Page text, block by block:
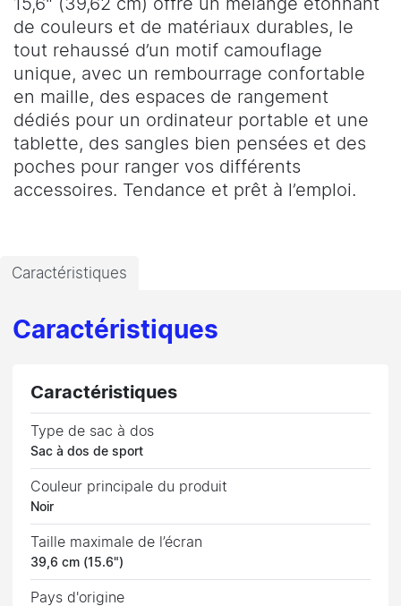
15,6" (39,62 cm) offre un mélange étonnant
de couleurs et de matériaux durables, le
tout rehaussé d’un motif camouflage
unique, avec un rembourrage confortable
en maille, des espaces de rangement
dédiés pour un ordinateur portable et une
tablette, des sangles bien pensées et des
poches pour ranger vos différents
accessoires. Tendance et prêt à l’emploi.
Caractéristiques
Caractéristiques
Caractéristiques
Type de sac à dos
Sac à dos de sport
Couleur principale du produit
Noir
Taille maximale de l’écran
39,6 cm (15.6")
Pays d'origine